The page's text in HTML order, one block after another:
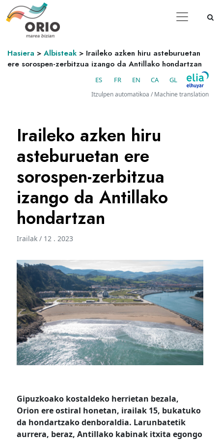
Hasiera > Albisteak > Iraileko azken hiru asteburuetan
ere sorospen-zerbitzua izango da Antillako hondartzan
ES FR EN CA GL
Itzulpen automatikoa / Machine translation
Iraileko azken hiru
asteburuetan ere
sorospen-zerbitzua
izango da Antillako
hondartzan
Irailak / 12 . 2023
Gipuzkoako kostaldeko herrietan bezala,
Orion ere ostiral honetan, irailak 15, bukatuko
da hondartzako denboraldia. Larunbatetik
aurrera, beraz, Antillako kabinak itxita egongo